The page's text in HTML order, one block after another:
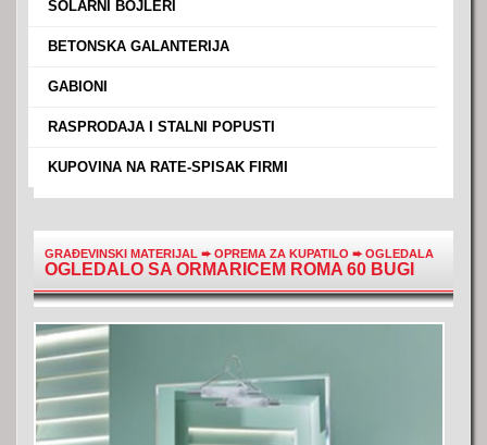
SOLARNI BOJLERI
BETONSKA GALANTERIJA
GABIONI
RASPRODAJA I STALNI POPUSTI
KUPOVINA NA RATE-SPISAK FIRMI
GRAĐEVINSKI MATERIJAL ➨OPREMA ZA KUPATILO ➨OGLEDALA
OGLEDALO SA ORMARICEM ROMA 60 BUGI